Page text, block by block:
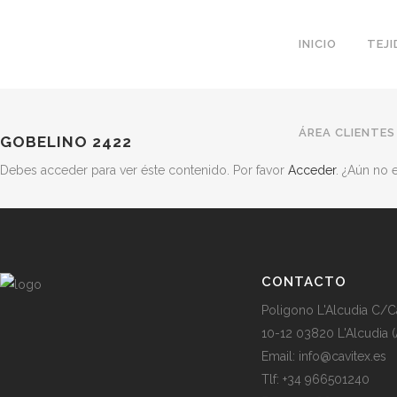
INICIO
ÁREA CLIENTES
GOBELINO 2422
Debes acceder para ver éste contenido. Por favor Acceder. ¿Aún no
CONTACTO
Poligono L'Alcudia C/
10-12 03820 L'Alcudia
Email: info@cavitex.es
Tlf: +34 966501240